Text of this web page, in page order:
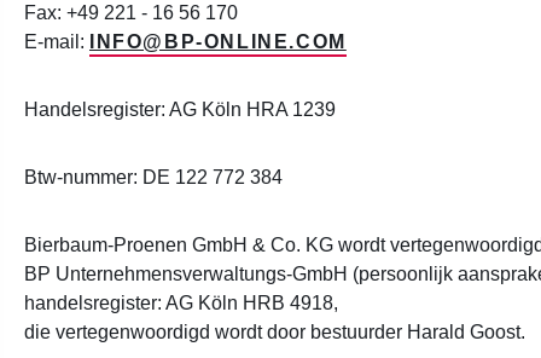
Fax: +49 221 - 16 56 170
E-mail:
INFO@BP-ONLINE.COM
Handelsregister: AG Köln HRA 1239
Btw-nummer: DE 122 772 384
Bierbaum-Proenen GmbH & Co. KG wordt
BP Unternehmensverwaltungs-GmbH (persoonlijk
handelsregister: AG Köln HRB 4918,
die vertegenwoordigd wordt door bestuurder Harald Goost.